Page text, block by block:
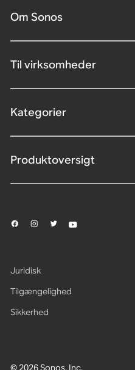
Om Sonos
Til virksomheder
Kategorier
Produktoversigt
© 2026 Sonos, Inc.
Juridisk
Tilgængelighed
Sikkerhed